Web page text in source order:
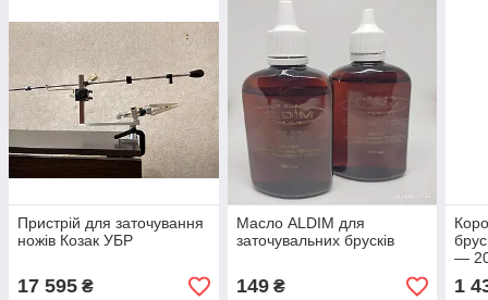
Пристрій для заточування
ножів Козак УБР
17 595 ₴
Масло ALDIM для
заточувальних брусків
149₴
—
1